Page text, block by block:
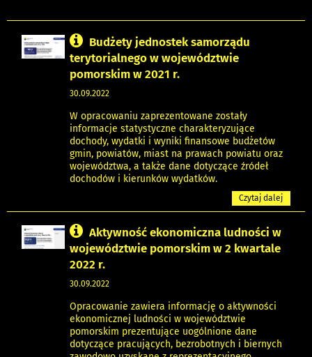
Budżety jednostek samorządu
terytorialnego w województwie
pomorskim w 2021 r.
30.09.2022
W opracowaniu zaprezentowane zostały
informacje statystyczne charakteryzujące
dochody, wydatki i wyniki finansowe budżetów
gmin, powiatów, miast na prawach powiatu oraz
województwa, a także dane dotyczące źródeł
dochodów i kierunków wydatków.
Czytaj dalej
Aktywność ekonomiczna ludności w
województwie pomorskim w 2 kwartale
2022 r.
30.09.2022
Opracowanie zawiera informację o aktywności
ekonomicznej ludności w województwie
pomorskim prezentujące uogólnione dane
dotyczące pracujących, bezrobotnych i biernych